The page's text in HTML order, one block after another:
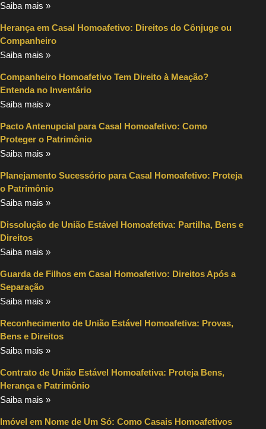
Saiba mais »
Herança em Casal Homoafetivo: Direitos do Cônjuge ou
Companheiro
Saiba mais »
Companheiro Homoafetivo Tem Direito à Meação?
Entenda no Inventário
Saiba mais »
Pacto Antenupcial para Casal Homoafetivo: Como
Proteger o Patrimônio
Saiba mais »
Planejamento Sucessório para Casal Homoafetivo: Proteja
o Patrimônio
Saiba mais »
Dissolução de União Estável Homoafetiva: Partilha, Bens e
Direitos
Saiba mais »
Guarda de Filhos em Casal Homoafetivo: Direitos Após a
Separação
Saiba mais »
Reconhecimento de União Estável Homoafetiva: Provas,
Bens e Direitos
Saiba mais »
Contrato de União Estável Homoafetiva: Proteja Bens,
Herança e Patrimônio
Saiba mais »
Imóvel em Nome de Um Só: Como Casais Homoafetivos